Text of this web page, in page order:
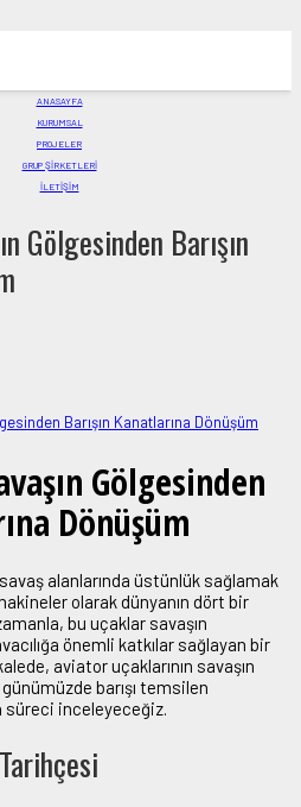
ANASAYFA
KURUMSAL
PROJELER
GRUP ŞİRKETLERİ
İLETIŞIM
Gölgesinden Barışın
Barışın Kanatlarına Dönüşüm
Gölgesinden
Dönüşüm
alanlarında üstünlük sağlamak
olarak dünyanın dört bir
bu uçaklar savaşın
önemli katkılar sağlayan bir
aviator uçaklarının savaşın
barışı temsilen
süreci inceleyeceğiz.